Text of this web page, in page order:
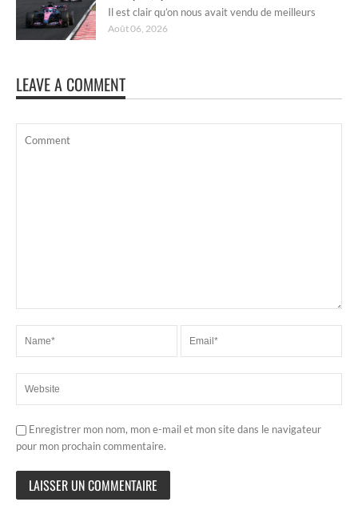
Il est clair qu’on nous avait vendu de meilleurs
Août 06, 2026
LEAVE A COMMENT
Enregistrer mon nom, mon e-mail et mon site dans le navigateur
pour mon prochain commentaire.